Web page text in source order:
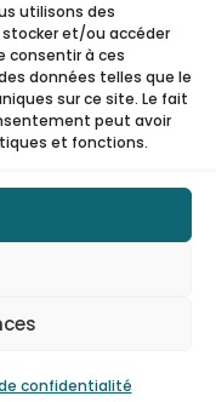
utilisons des
et/ou accéder
consentir à ces
données telles que le
sur ce site. Le fait
peut avoir
et fonctions.
confidentialité